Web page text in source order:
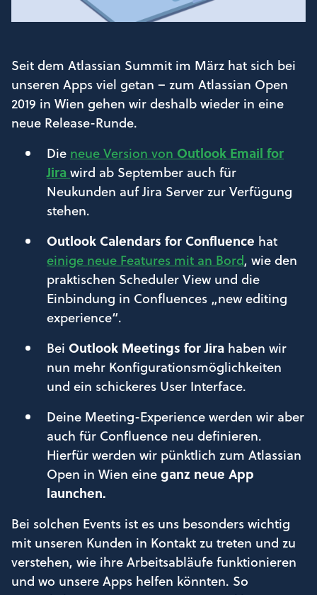
Seit dem Atlassian Summit im März hat sich bei
unseren Apps viel getan – zum Atlassian Open
2019 in Wien gehen wir deshalb wieder in eine
neue Release-Runde.
Die neue Version von Outlook Email for
Jira wird ab September auch für
Neukunden auf Jira Server zur Verfügung
stehen.
Outlook Calendars for Confluence hat
einige neue Features mit an Bord, wie den
praktischen Scheduler View und die
Einbindung in Confluences „new editing
experience“.
Bei Outlook Meetings for Jira haben wir
nun mehr Konfigurationsmöglichkeiten
und ein schickeres User Interface.
Deine Meeting-Experience werden wir aber
auch für Confluence neu definieren.
Hierfür werden wir pünktlich zum Atlassian
Open in Wien eineganz neue App
launchen.
Bei solchen Events ist es uns besonders wichtig
mit unseren Kunden in Kontakt zu treten und zu
verstehen, wie ihre Arbeitsabläufe funktionieren
und wo unsere Apps helfen könnten. So